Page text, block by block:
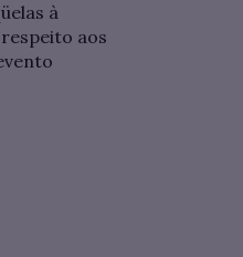
à
aos